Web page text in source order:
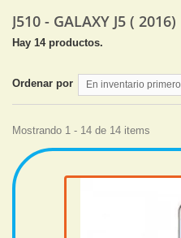
J510 - GALAXY J5 ( 2016)
Hay 14 productos.
Ordenar por En inventario primero
Mostrando 1 - 14 de 14 items